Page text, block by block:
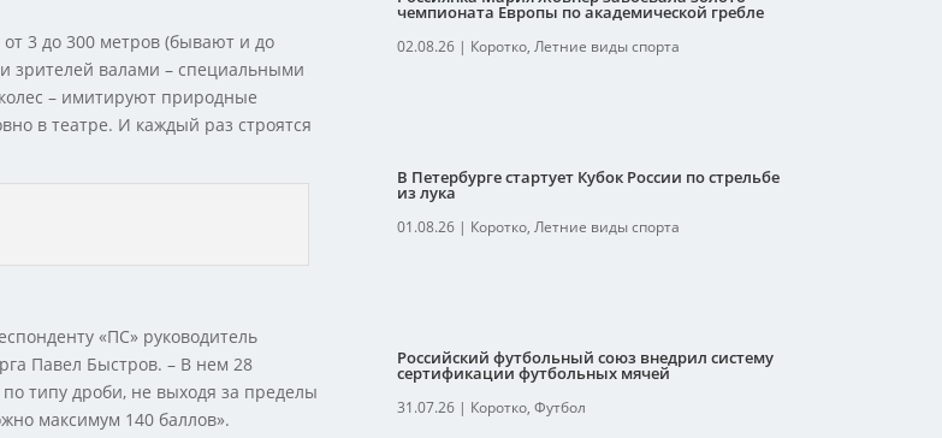
3 до 300 метров (бывают и до
зрителей валами – специальными
– имитируют природные
в театре. И каждый раз строятся
«ПС» руководитель
Павел Быстров. – В нем 28
типу дроби, не выходя за пределы
максимум 140 баллов».
чемпионата Европы по академической гребле
02.08.26| Коротко, Летние виды спорта
В Петербурге стартует Кубок России по стрельбе
из лука
01.08.26| Коротко, Летние виды спорта
Российский футбольный союз внедрил систему
сертификации футбольных мячей
31.07.26| Коротко, Футбол